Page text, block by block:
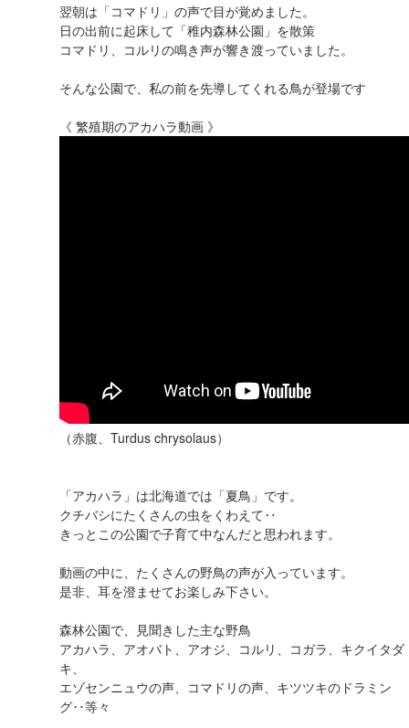
翌朝は「コマドリ」の声で目が覚めました。
日の出前に起床して「稚内森林公園」を散策
コマドリ、コルリの鳴き声が響き渡っていました。
そんな公園で、私の前を先導してくれる鳥が登場です
《 繁殖期のアカハラ動画 》
（赤腹、Turdus chrysolaus）
「アカハラ」は北海道では「夏鳥」です。
クチバシにたくさんの虫をくわえて‥
きっとこの公園で子育て中なんだと思われます。
動画の中に、たくさんの野鳥の声が入っています。
是非、耳を澄ませてお楽しみ下さい。
森林公園で、見聞きした主な野鳥
アカハラ、アオバト、アオジ、コルリ、コガラ、キクイタダ
キ、
エゾセンニュウの声、コマドリの声、キツツキのドラミン
グ‥等々